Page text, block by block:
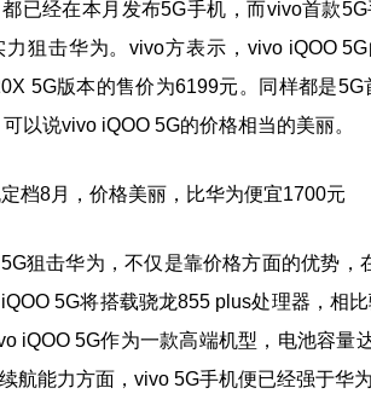
已经在本月发布5G手机，而vivo首款
狙击华为。vivo方表示，vivo iQOO
5G版本的售价为6199元。同样都是
以说vivo iQOO 5G的价格相当的美丽。
狙击华为，不仅是靠价格方面的优势，
5G将搭载骁龙855 plus处理器，相
iQOO 5G作为一款高端机型，电池容量
航能力方面，vivo 5G手机便已经强于华为